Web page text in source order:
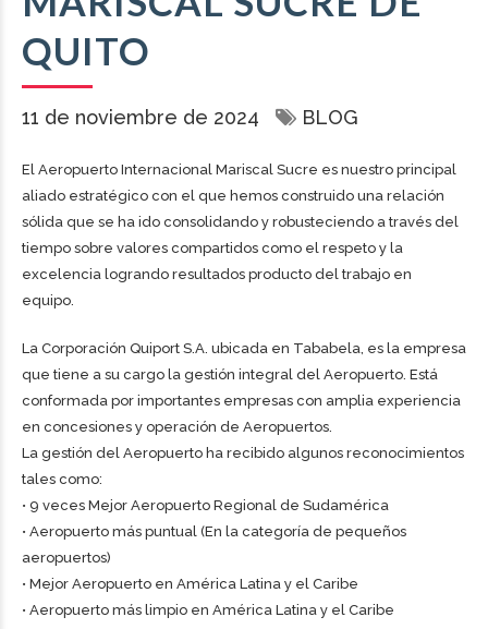
QUITO
11 de noviembre de 2024 BLOG
El Aeropuerto Internacional Mariscal Sucre es nuestro principal
aliado estratégico con el que hemos construido una relación
sólida que se ha ido consolidando y robusteciendo a través del
tiempo sobre valores compartidos como el respeto y la
excelencia logrando resultados producto del trabajo en
equipo.
La Corporación Quiport S.A. ubicada en Tababela, es la empresa
que tiene a su cargo la gestión integral del Aeropuerto. Está
conformada por importantes empresas con amplia experiencia
en concesiones y operación de Aeropuertos.
La gestión del Aeropuerto ha recibido algunos reconocimientos
tales como:
• 9 veces Mejor Aeropuerto Regional de Sudamérica
• Aeropuerto más puntual (En la categoría de pequeños
aeropuertos)
• Mejor Aeropuerto en América Latina y el Caribe
• Aeropuerto más limpio en América Latina y el Caribe